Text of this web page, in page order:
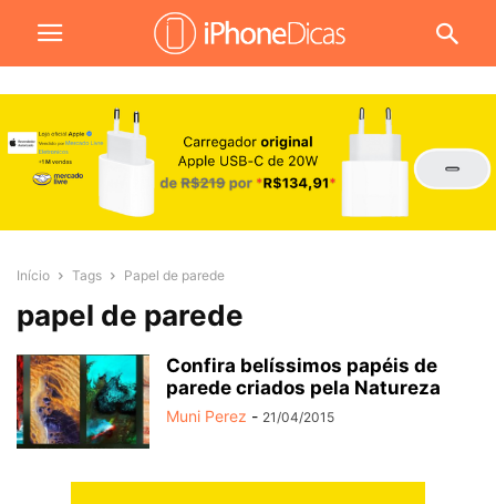
Início Tags Papel de parede
papel de parede
Confira belíssimos papéis de
parede criados pela Natureza
Muni Perez - 21/04/2015